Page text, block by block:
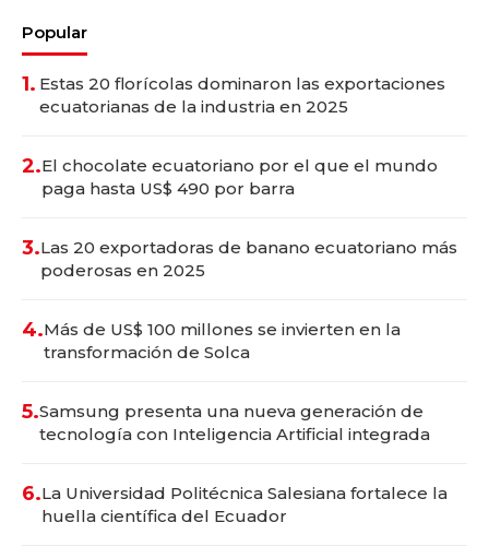
Popular
1. Estas 20 florícolas dominaron las exportaciones
ecuatorianas de la industria en 2025
2.El chocolate ecuatoriano por el que el mundo
paga hasta US$ 490 por barra
3.Las 20 exportadoras de banano ecuatoriano más
poderosas en 2025
4.Más de US$ 100 millones se invierten en la
transformación de Solca
5.Samsung presenta una nueva generación de
tecnología con Inteligencia Artificial integrada
6.La Universidad Politécnica Salesiana fortalece la
huella científica del Ecuador